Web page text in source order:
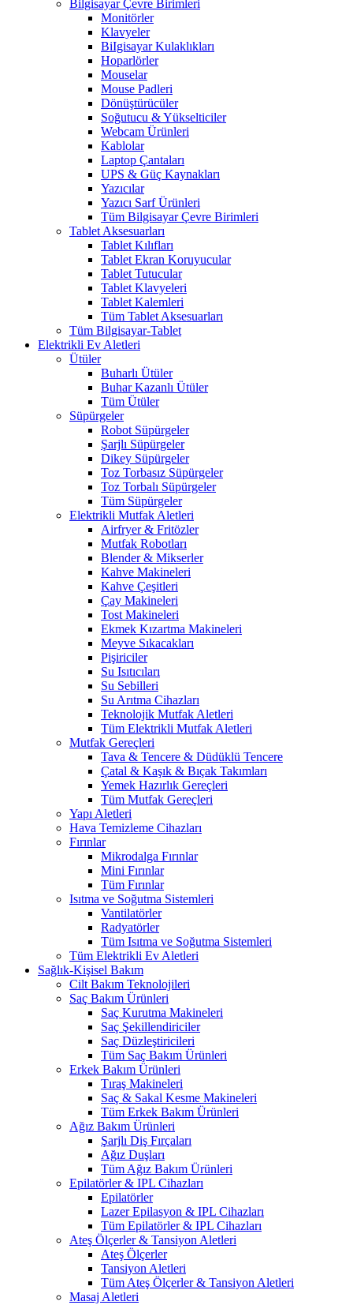
Bilgisayar Çevre Birimleri
Monitörler
Klavyeler
BiIgisayar Kulaklıkları
Hoparlörler
Mouselar
Mouse Padleri
Dönüştürücüler
Soğutucu & Yükselticiler
Webcam Ürünleri
Kablolar
Laptop Çantaları
UPS & Güç Kaynakları
Yazıcılar
Yazıcı Sarf Ürünleri
Tüm Bilgisayar Çevre Birimleri
Tablet Aksesuarları
Tablet Kılıfları
Tablet Ekran Koruyucular
Tablet Tutucular
Tablet Klavyeleri
Tablet Kalemleri
Tüm Tablet Aksesuarları
Tüm Bilgisayar-Tablet
Elektrikli Ev Aletleri
Ütüler
Buharlı Ütüler
Buhar Kazanlı Ütüler
Tüm Ütüler
Süpürgeler
Robot Süpürgeler
Şarjlı Süpürgeler
Dikey Süpürgeler
Toz Torbasız Süpürgeler
Toz Torbalı Süpürgeler
Tüm Süpürgeler
Elektrikli Mutfak Aletleri
Airfryer & Fritözler
Mutfak Robotları
Blender & Mikserler
Kahve Makineleri
Kahve Çeşitleri
Çay Makineleri
Tost Makineleri
Ekmek Kızartma Makineleri
Meyve Sıkacakları
Pişiriciler
Su Isıtıcıları
Su Sebilleri
Su Arıtma Cihazları
Teknolojik Mutfak Aletleri
Tüm Elektrikli Mutfak Aletleri
Mutfak Gereçleri
Tava & Tencere & Düdüklü Tencere
Çatal & Kaşık & Bıçak Takımları
Yemek Hazırlık Gereçleri
Tüm Mutfak Gereçleri
Yapı Aletleri
Hava Temizleme Cihazları
Fırınlar
Mikrodalga Fırınlar
Mini Fırınlar
Tüm Fırınlar
Isıtma ve Soğutma Sistemleri
Vantilatörler
Radyatörler
Tüm Isıtma ve Soğutma Sistemleri
Tüm Elektrikli Ev Aletleri
Sağlık-Kişisel Bakım
Cilt Bakım Teknolojileri
Saç Bakım Ürünleri
Saç Kurutma Makineleri
Saç Şekillendiriciler
Saç Düzleştiricileri
Tüm Saç Bakım Ürünleri
Erkek Bakım Ürünleri
Tıraş Makineleri
Saç & Sakal Kesme Makineleri
Tüm Erkek Bakım Ürünleri
Ağız Bakım Ürünleri
Şarjlı Diş Fırçaları
Ağız Duşları
Tüm Ağız Bakım Ürünleri
Epilatörler & IPL Cihazları
Epilatörler
Lazer Epilasyon & IPL Cihazları
Tüm Epilatörler & IPL Cihazları
Ateş Ölçerler & Tansiyon Aletleri
Ateş Ölçerler
Tansiyon Aletleri
Tüm Ateş Ölçerler & Tansiyon Aletleri
Masaj Aletleri